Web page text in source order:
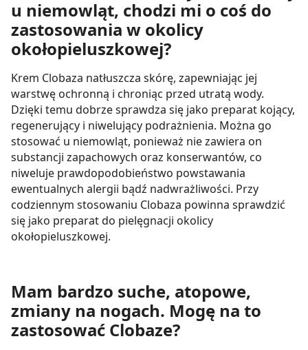
u niemowląt, chodzi mi o coś do
zastosowania w okolicy
okołopieluszkowej?
Krem Clobaza natłuszcza skórę, zapewniając jej
warstwę ochronną i chroniąc przed utratą wody.
Dzięki temu dobrze sprawdza się jako preparat kojący,
regenerujący i niwelujący podrażnienia. Można go
stosować u niemowląt, ponieważ nie zawiera on
substancji zapachowych oraz konserwantów, co
niweluje prawdopodobieństwo powstawania
ewentualnych alergii bądź nadwrażliwości. Przy
codziennym stosowaniu Clobaza powinna sprawdzić
się jako preparat do pielęgnacji okolicy
okołopieluszkowej.
Mam bardzo suche, atopowe,
zmiany na nogach. Mogę na to
zastosować Clobaze?